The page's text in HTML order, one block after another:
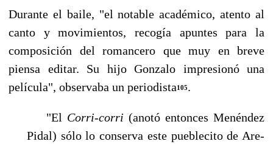
Durante el baile, "el notable académico, atento al
canto y movimientos, recogía apuntes para la
composición del romancero que muy en breve
piensa editar. Su hijo Gonzalo impresionó una
película", observaba un periodista105.
"El Corri-corri (anotó entonces Menéndez
Pidal) sólo lo conserva este pueblecito de Are­